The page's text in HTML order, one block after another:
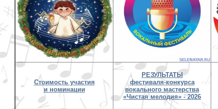
Стоимость участия
и номинации
РЕЗУЛЬТАТЫ
фестиваля-конкурса
вокального мастерства
«Чистая мелодия» - 2026